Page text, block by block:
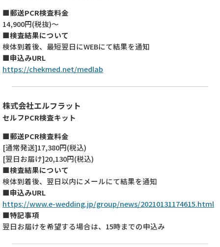
■郵送PCR検査料金
14,900円(税抜)～
■検査結果について
検体到着後、最短翌日にWEBにて結果を通知
■申込みURL
https://chekmed.net/medlab
株式会社エルフラット
セルフPCR検査キット
■郵送PCR検査料金
[通常発送]17,380円(税込)
[翌日お届け]20,130円(税込)
■検査結果について
検体到着後、翌日以内にメールにて結果を通知
■申込みURL
https://www.e-wedding.jp/group/news/20210131174615.html
■特記事項
翌日お届けを希望する場合は、15時までの申込み